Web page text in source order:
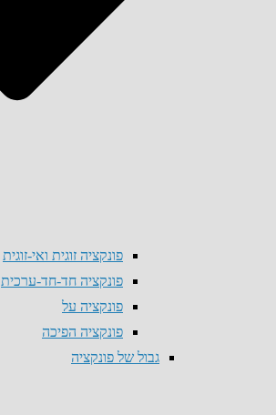
פונקציה זוגית ואי-זוגית
פונקציה חד-חד-ערכית
פונקציה על
פונקציה הפיכה
גבול של פונקציה